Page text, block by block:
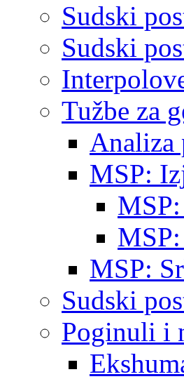
Sudski
Sudski
Tužbe za
Analiza
MSP:
MSP:
Sudski
Poginuli i